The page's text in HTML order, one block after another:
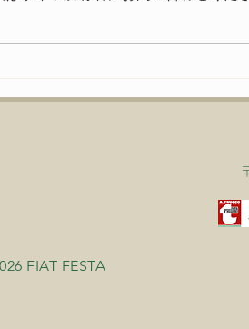
！ 来年、またお会
FIAT FESTA